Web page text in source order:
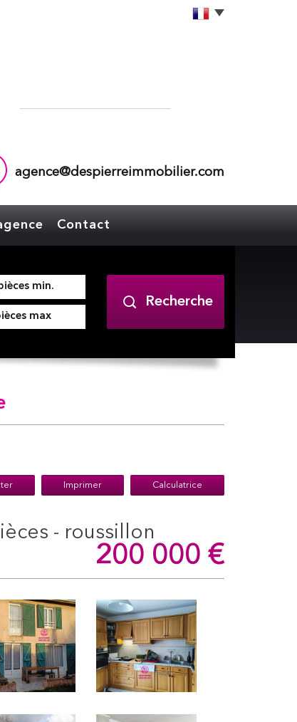
agence@despierreimmobilier.com
Contact
Recherche
Imprimer Calculatrice
- roussillon
200 000 €